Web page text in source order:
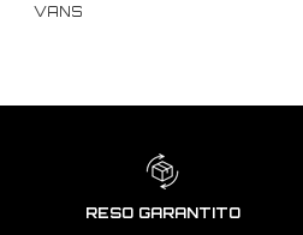
VANS
RESO GARANTITO